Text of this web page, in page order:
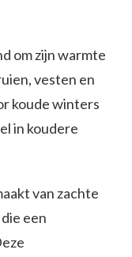
om zijn warmte
vesten en
koude winters
in koudere
van zachte
een